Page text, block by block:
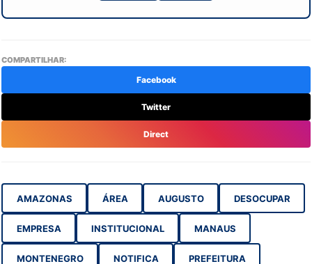
COMPARTILHAR:
Facebook
Twitter
Direct
AMAZONAS ÁREA AUGUSTO DESOCUPAR
EMPRESA INSTITUCIONAL MANAUS
MONTENEGRO NOTIFICA PREFEITURA